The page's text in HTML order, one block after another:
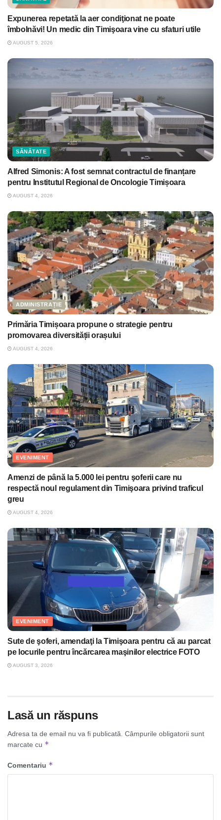
Expunerea repetată la aer condiţionat ne poate
îmbolnăvi! Un medic din Timişoara vine cu sfaturi utile
AUGUST 5, 2026
SĂNĂTATE
Alfred Simonis: A fost semnat contractul de finanțare
pentru Institutul Regional de Oncologie Timișoara
AUGUST 4, 2026
ADMINISTRAȚIE
Primăria Timișoara propune o strategie pentru
promovarea diversității orașului
AUGUST 4, 2026
EVENIMENT
Amenzi de până la 5.000 lei pentru şoferii care nu
respectă noul regulament din Timişoara privind traficul
greu
AUGUST 4, 2026
EVENIMENT
Sute de şoferi, amendaţi la Timişoara pentru că au parcat
pe locurile pentru încărcarea maşinilor electrice FOTO
AUGUST 3, 2026
Lasă un răspuns
Adresa ta de email nu va fi publicată. Câmpurile obligatorii sunt
marcate cu *
Comentariu *